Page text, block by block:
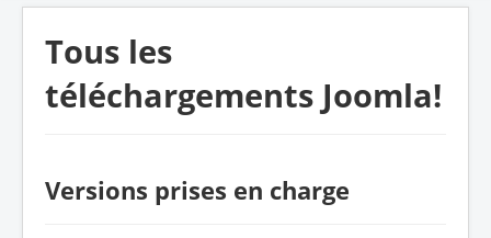
Tous les
téléchargements Joomla!
Versions prises en charge